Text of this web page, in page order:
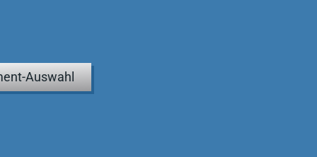
Auswahl